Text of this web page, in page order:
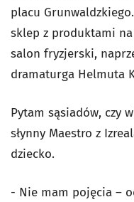
placu
sklep z produktami
salon fryzjerski,
dramaturga Helmuta
Pytam sąsiadów, czy
słynny Maestro z
dziecko.
- Nie mam pojęcia –